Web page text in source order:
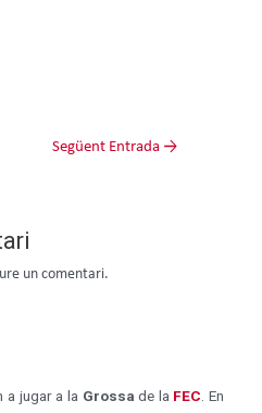
Següent Entrada →
un comentari.
a jugar a la Grossa de la FEC . En